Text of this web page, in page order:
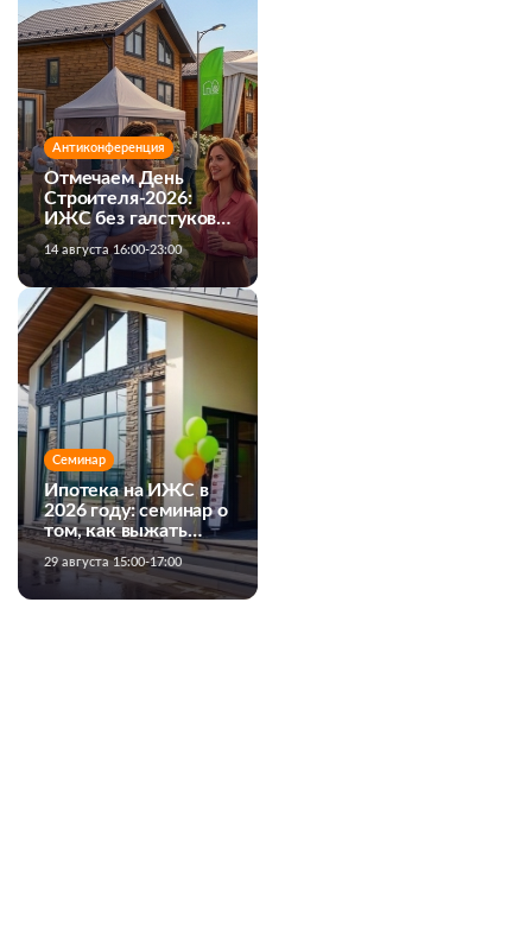
Антиконференция
Отмечаем День
Строителя-2026:
ИЖС без галстуков и
официоза!
14 августа 16:00-23:00
Семинар
Ипотека на ИЖС в
2026 году: семинар о
том, как выжать
максимум из
банковских
29 августа 15:00-17:00